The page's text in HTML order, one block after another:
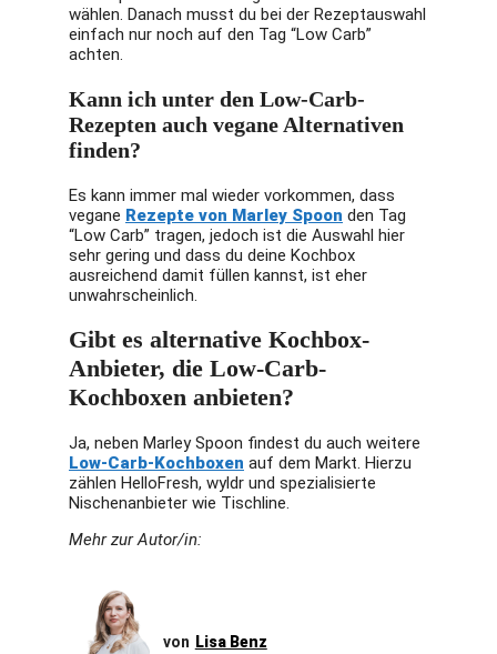
wählen. Danach musst du bei der Rezeptauswahl
einfach nur noch auf den Tag “Low Carb”
achten.
Kann ich unter den Low-Carb-
Rezepten auch vegane Alternativen
finden?
Es kann immer mal wieder vorkommen, dass
vegane Rezepte von Marley Spoon den Tag
“Low Carb” tragen, jedoch ist die Auswahl hier
sehr gering und dass du deine Kochbox
ausreichend damit füllen kannst, ist eher
unwahrscheinlich.
Gibt es alternative Kochbox-
Anbieter, die Low-Carb-
Kochboxen anbieten?
Ja, neben Marley Spoon findest du auch weitere
Low-Carb-Kochboxen auf dem Markt. Hierzu
zählen HelloFresh, wyldr und spezialisierte
Nischenanbieter wie Tischline.
Mehr zur Autor/in:
Lisa Benz